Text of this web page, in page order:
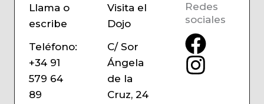
Llama o
escribe
Teléfono:
+34 91
579 64
89
Visita el
Dojo
C/ Sor
Ángela
de la
Cruz, 24
Redes
sociales